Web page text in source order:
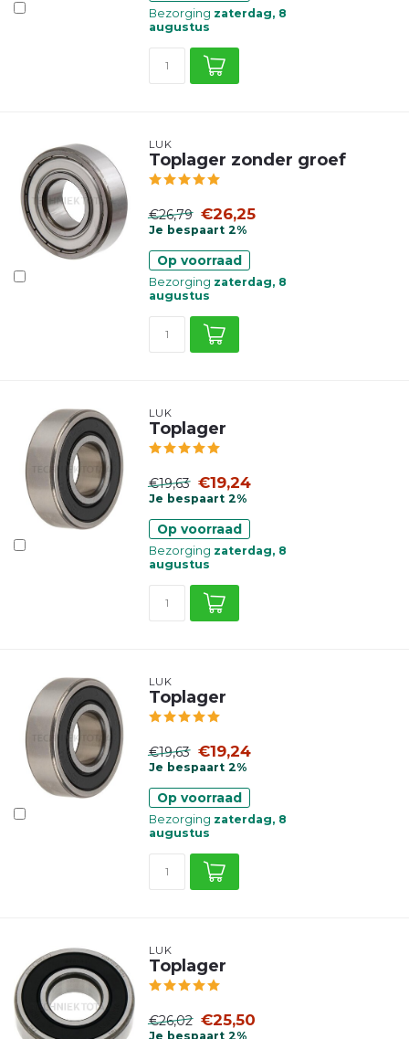
Bezorging zaterdag, 8
augustus
LUK
Toplager zonder groef
€26,79 €26,25
Je bespaart 2%
Op voorraad
Bezorging zaterdag, 8
augustus
LUK
Toplager
€19,63 €19,24
Je bespaart 2%
Op voorraad
Bezorging zaterdag, 8
augustus
LUK
Toplager
€19,63 €19,24
Je bespaart 2%
Op voorraad
Bezorging zaterdag, 8
augustus
LUK
Toplager
€26,02 €25,50
Je bespaart 2%